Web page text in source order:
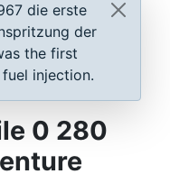
Test and tune
die erste
der
the first
injection.
0 280